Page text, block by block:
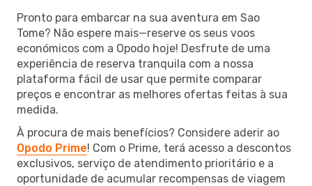
Pronto para embarcar na sua aventura em Sao
Tome? Não espere mais—reserve os seus voos
económicos com a Opodo hoje! Desfrute de uma
experiência de reserva tranquila com a nossa
plataforma fácil de usar que permite comparar
preços e encontrar as melhores ofertas feitas à sua
medida.
À procura de mais benefícios? Considere aderir ao
Opodo Prime! Com o Prime, terá acesso a descontos
exclusivos, serviço de atendimento prioritário e a
oportunidade de acumular recompensas de viagem